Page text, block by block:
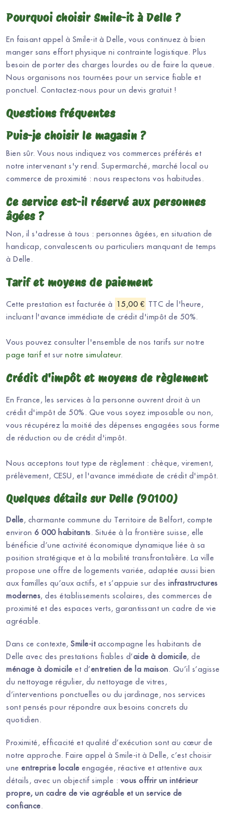
Pourquoi choisir Smile-it à Delle ?
En faisant appel à Smile-it à Delle, vous continuez à bien
manger sans effort physique ni contrainte logistique. Plus
besoin de porter des charges lourdes ou de faire la queue.
Nous organisons nos tournées pour un service fiable et
ponctuel. Contactez-nous pour un devis gratuit !
Questions fréquentes
Puis-je choisir le magasin ?
Bien sûr. Vous nous indiquez vos commerces préférés et
notre intervenant s'y rend. Supermarché, marché local ou
commerce de proximité : nous respectons vos habitudes.
Ce service est-il réservé aux personnes
âgées ?
Non, il s'adresse à tous : personnes âgées, en situation de
handicap, convalescents ou particuliers manquant de temps
à Delle.
Tarif et moyens de paiement
Cette prestation est facturée à 15,00 € TTC de l'heure,
incluant l'avance immédiate de crédit d'impôt de 50%.
Vous pouvez consulter l'ensemble de nos tarifs sur notre
page tarif et sur notre simulateur.
Crédit d'impôt et moyens de règlement
En France, les services à la personne ouvrent droit à un
crédit d'impôt de 50%. Que vous soyez imposable ou non,
vous récupérez la moitié des dépenses engagées sous forme
de réduction ou de crédit d'impôt.
Nous acceptons tout type de règlement : chèque, virement,
prélèvement, CESU, et l'avance immédiate de crédit d'impôt.
Quelques détails sur Delle (90100)
Delle, charmante commune du Territoire de Belfort, compte
environ 6 000 habitants. Située à la frontière suisse, elle
bénéficie d’une activité économique dynamique liée à sa
position stratégique et à la mobilité transfrontalière. La ville
propose une offre de logements variée, adaptée aussi bien
aux familles qu’aux actifs, et s’appuie sur des infrastructures
modernes, des établissements scolaires, des commerces de
proximité et des espaces verts, garantissant un cadre de vie
agréable.
Dans ce contexte, Smile-itaccompagne les habitants de
Delle avec des prestations fiables d’aide à domicile, de
ménage à domicile et d’entretien de la maison. Qu’il s’agisse
du nettoyage régulier, du nettoyage de vitres,
d’interventions ponctuelles ou du jardinage, nos services
sont pensés pour répondre aux besoins concrets du
quotidien.
Proximité, efficacité et qualité d’exécution sont au cœur de
notre approche. Faire appel à Smile-it à Delle, c’est choisir
une entreprise locale engagée, réactive et attentive aux
détails, avec un objectif simple : vous offrir un intérieur
propre, un cadre de vie agréable et un service de
confiance.